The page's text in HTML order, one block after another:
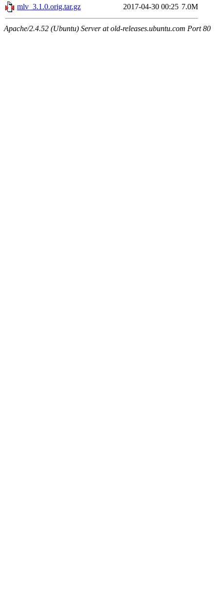
mlv_3.1.0.orig.tar.gz 2017-04-30 00:25 7.0M
Apache/2.4.52 (Ubuntu) Server at old-releases.ubuntu.com Port 80